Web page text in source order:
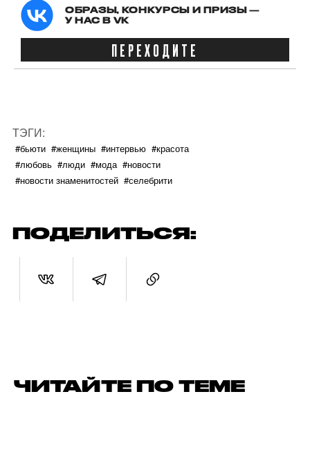
ОБРАЗЫ, КОНКУРСЫ И ПРИЗЫ —
У НАС В VK
ПЕРЕХОДИТЕ
ТЭГИ:
#бьюти #женщины #интервью #красота
#любовь #люди #мода #новости
#новости знаменитостей #селебрити
ПОДЕЛИТЬСЯ:
ЧИТАЙТЕ ПО ТЕМЕ